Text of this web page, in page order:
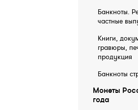
Банкноты.
частные
Книги,
гравюры,
продукция
Банкноты
Монеты
года